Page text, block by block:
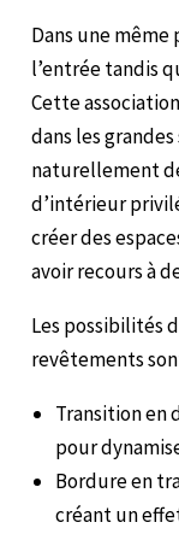
Dans une
l’entrée tandis
Cette
dans les
naturellement
d’intérieur
créer des
avoir recours à
Les possibilités
revêtements
Transition en
pour
Bordure en
créant un